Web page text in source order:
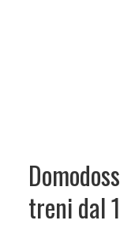
treni dal